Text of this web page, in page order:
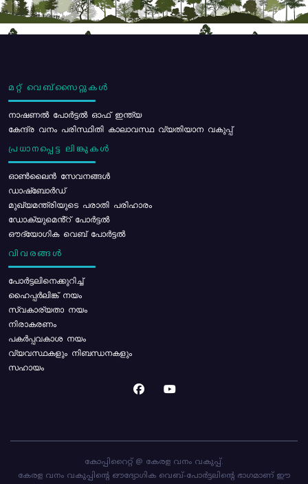
മറ്റ് വെബ്സൈറ്റുകൾ
നാഷണൽ പോർട്ടൽ ഓഫ് ഇന്ത്യ
കേന്ദ്ര വനം പരിസ്ഥിതി കാലാവസ്ഥ വ്യതിയാന വകുപ്പ്
പ്രധാനപ്പെട്ട ലിങ്കുകൾ
ഓൺലൈൻ സേവനങ്ങൾ
ഡാഷ്ബോർഡ്
മുഖ്യമന്ത്രിയുടെ പരാതി പരിഹാരം
ഡോക്യുമെൻ്റ് പോർട്ടൽ
ഔദ്യോഗിക വെബ് പോർട്ടൽ
വിവരങ്ങൾ
പോര്‍ട്ടലിനെക്കുറിച്ച്
ഹൈപ്പർലിങ്ക് നയം
സ്വകാര്യതാ നയം
നിരാകരണം
പകർപ്പവകാശ നയം
വ്യവസ്ഥകളും നിബന്ധനകളും
സഹായം
കോപ്പിറൈറ്റ് @ കേരള വനം വകുപ്പ്.
കേരള വനം വകുപ്പിന്റെ ഔദ്യോഗിക വെബ്-പോർട്ടലിന്റെ ഭാഗമാണ് ഈ